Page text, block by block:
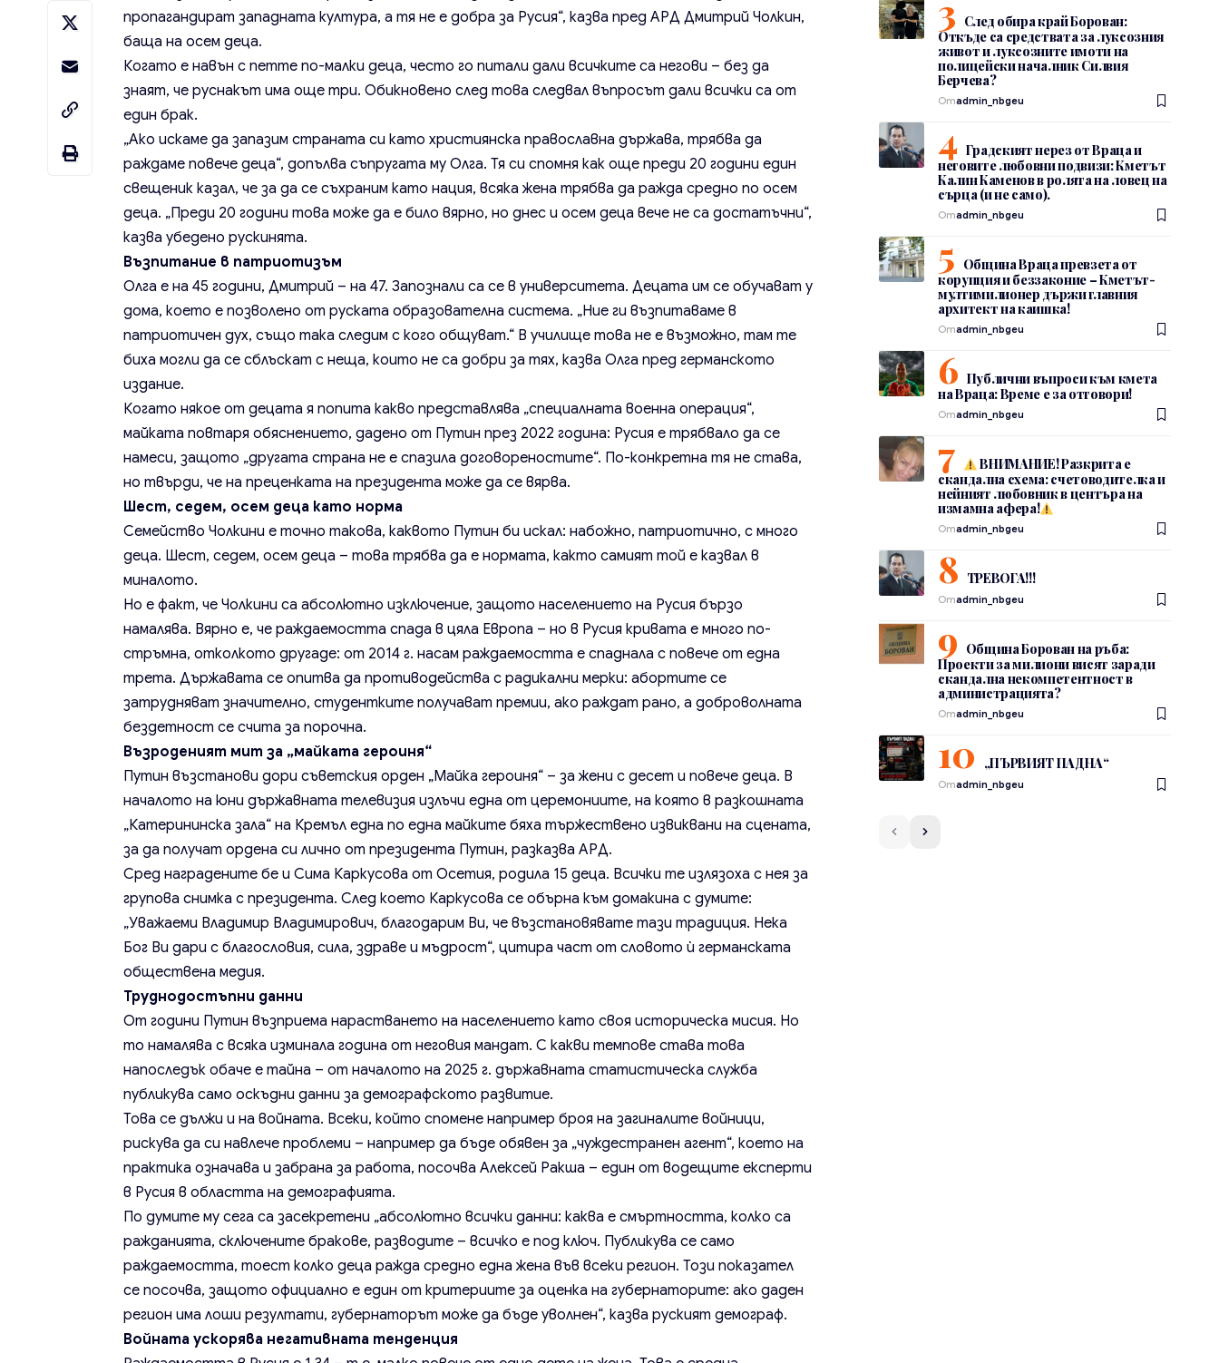
пропагандират западната култура, а тя не е добра за Русия“, казва пред АРД Дмитрий Чолкин,
баща на осем деца.
Когато е навън с петте по-малки деца, често го питали дали всичките са негови – без да
знаят, че руснакът има още три. Обикновено след това следвал въпросът дали всички са от
един брак.
„Ако искаме да запазим страната си като християнска православна държава, трябва да
раждаме повече деца“, допълва съпругата му Олга. Тя си спомня как още преди 20 години един
свещеник казал, че за да се съхраним като нация, всяка жена трябва да ражда средно по осем
деца. „Преди 20 години това може да е било вярно, но днес и осем деца вече не са достатъчни“,
казва убедено рускинята.
Възпитание в патриотизъм
Олга е на 45 години, Дмитрий – на 47. Запознали са се в университета. Децата им се обучават у
дома, което е позволено от руската образователна система. „Ние ги възпитаваме в
патриотичен дух, също така следим с кого общуват.“ В училище това не е възможно, там те
биха могли да се сблъскат с неща, които не са добри за тях, казва Олга пред германското
издание.
Когато някое от децата я попита какво представлява „специалната военна операция“,
майката повтаря обяснението, дадено от Путин през 2022 година: Русия е трябвало да се
намеси, защото „другата страна не е спазила договореностите“. По-конкретна тя не става,
но твърди, че на преценката на президента може да се вярва.
Шест, седем, осем деца като норма
Семейство Чолкини е точно такова, каквото Путин би искал: набожно, патриотично, с много
деца. Шест, седем, осем деца – това трябва да е нормата, както самият той е казвал в
миналото.
Но е факт, че Чолкини са абсолютно изключение, защото населението на Русия бързо
намалява. Вярно е, че раждаемостта спада в цяла Европа – но в Русия кривата е много по-
стръмна, отколкото другаде: от 2014 г. насам раждаемостта е спаднала с повече от една
трета. Държавата се опитва да противодейства с радикални мерки: абортите се
затрудняват значително, студентките получават премии, ако раждат рано, а доброволната
бездетност се счита за порочна.
Възроденият мит за „майката героиня“
Путин възстанови дори съветския орден „Майка героиня“ – за жени с десет и повече деца. В
началото на юни държавната телевизия излъчи една от церемониите, на която в разкошната
„Катерининска зала“ на Кремъл една по една майките бяха тържествено извиквани на сцената,
за да получат ордена си лично от президента Путин, разказва АРД.
Сред наградените бе и Сима Каркусова от Осетия, родила 15 деца. Всички те излязоха с нея за
групова снимка с президента. След което Каркусова се обърна към домакина с думите:
„Уважаеми Владимир Владимирович, благодарим Ви, че възстановявате тази традиция. Нека
Бог Ви дари с благословия, сила, здраве и мъдрост“, цитира част от словото ѝ германската
обществена медия.
Труднодостъпни данни
От години Путин възприема нарастването на населението като своя историческа мисия. Но
то намалява с всяка изминала година от неговия мандат. С какви темпове става това
напоследък обаче е тайна – от началото на 2025 г. държавната статистическа служба
публикува само оскъдни данни за демографското развитие.
Това се дължи и на войната. Всеки, който спомене например броя на загиналите войници,
рискува да си навлече проблеми – например да бъде обявен за „чуждестранен агент“, което на
практика означава и забрана за работа, посочва Алексей Ракша – един от водещите експерти
в Русия в областта на демографията.
По думите му сега са засекретени „абсолютно всички данни: каква е смъртността, колко са
ражданията, сключените бракове, разводите – всичко е под ключ. Публикува се само
раждаемостта, тоест колко деца ражда средно една жена във всеки регион. Този показател
се посочва, защото официално е един от критериите за оценка на губернаторите: ако даден
регион има лоши резултати, губернаторът може да бъде уволнен“, казва руският демограф.
Войната ускорява негативната тенденция
След обира край Борован:
Откъде са средствата за луксозния
живот и луксозните имоти на
полицейски началник Силвия
Берчева?
Отadmin_nbgeu
Градският нерез от Враца и
неговите любовни подвизи: Кметът
Калин Каменов в ролята на ловец на
сърца (и не само).
Отadmin_nbgeu
Община Враца превзета от
корупция и беззаконие – Кметът-
мултимилионер държи главния
архитект на каишка!
Отadmin_nbgeu
Публични въпроси към кмета
на Враца: Време е за отговори!
Отadmin_nbgeu
ВНИМАНИЕ! Разкрита е
скандална схема: счетоводителка и
нейният любовник в центъра на
измамна афера!
Отadmin_nbgeu
ТРЕВОГА!!!
Отadmin_nbgeu
Община Борован на ръба:
Проекти за милиони висят заради
скандална некомпетентност в
администрацията?
Отadmin_nbgeu
„ПЪРВИЯТ ПАДНА“
Отadmin_nbgeu